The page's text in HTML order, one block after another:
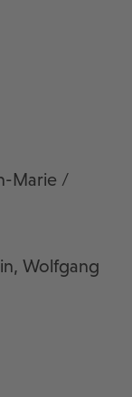
Marie /
Wolfgang